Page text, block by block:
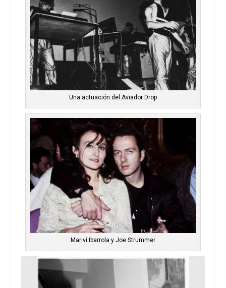
Una actuación del Aviador Drop
Mariví Ibarrola y Joe Strummer